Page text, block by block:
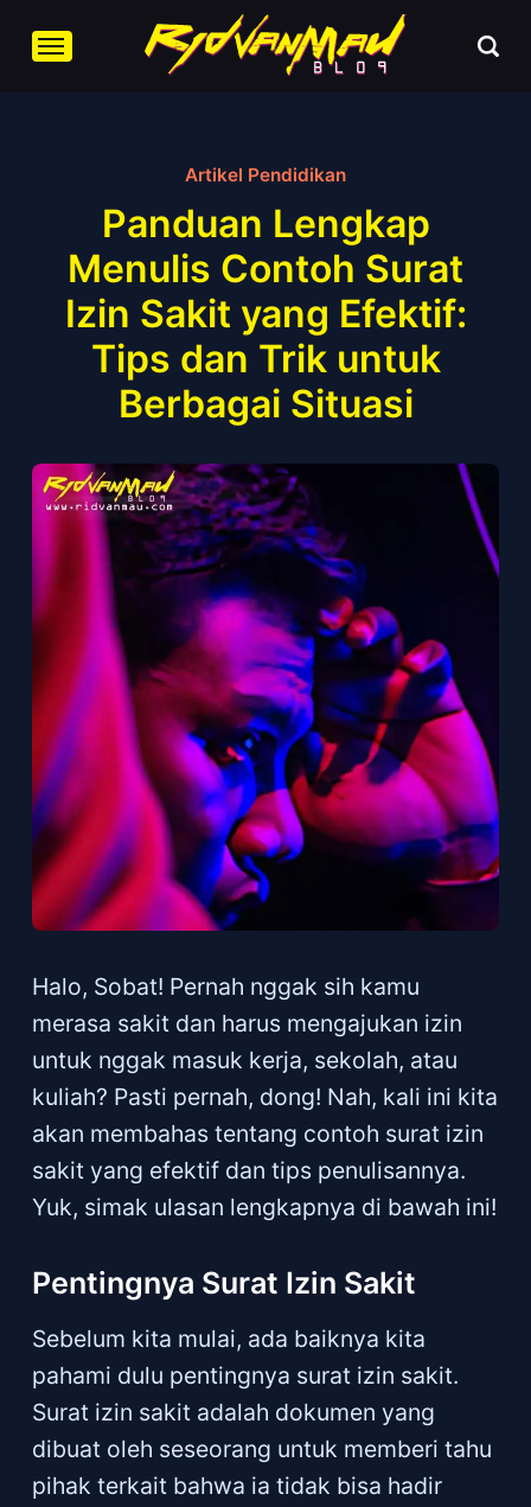
Artikel Pendidikan
Panduan Lengkap
Menulis Contoh Surat
Izin Sakit yang Efektif:
Tips dan Trik untuk
Berbagai Situasi
Halo, Sobat! Pernah nggak sih kamu
merasa sakit dan harus mengajukan izin
untuk nggak masuk kerja, sekolah, atau
kuliah? Pasti pernah, dong! Nah, kali ini kita
akan membahas tentang contoh surat izin
sakit yang efektif dan tips penulisannya.
Yuk, simak ulasan lengkapnya di bawah ini!
Pentingnya Surat Izin Sakit
Sebelum kita mulai, ada baiknya kita
pahami dulu pentingnya surat izin sakit.
Surat izin sakit adalah dokumen yang
dibuat oleh seseorang untuk memberi tahu
pihak terkait bahwa ia tidak bisa hadir